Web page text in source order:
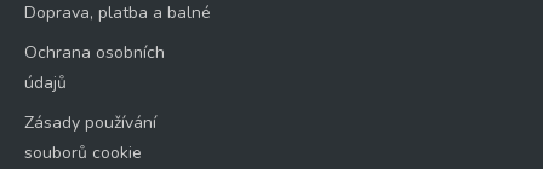
Doprava, platba a balné
Ochrana osobních
údajů
Zásady používání
souborů cookie